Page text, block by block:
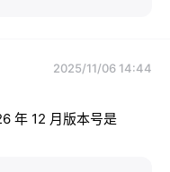
2025/11/06 14:44
年 12 月版本号是